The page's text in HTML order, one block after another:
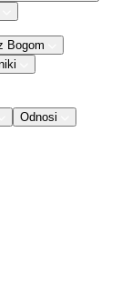
Bogom
Odnosi